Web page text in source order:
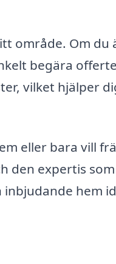
område. Om du
begära
vilket hjälper
eller bara vill
den expertis
hem